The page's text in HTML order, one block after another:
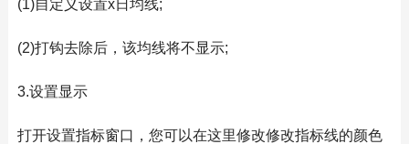
(1)自定义设置x日均线;
(2)打钩去除后，该均线将不显示;
3.设置显示
打开设置指标窗口，您可以在这里修改修改指标线的颜色